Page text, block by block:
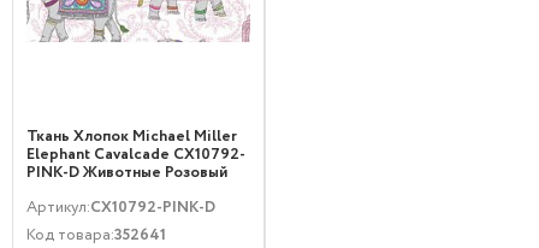
Ткань Хлопок Michael Miller
Elephant Cavalcade CX10792-
PINK-D Животные Розовый
Артикул:CX10792-PINK-D
Код товара:352641